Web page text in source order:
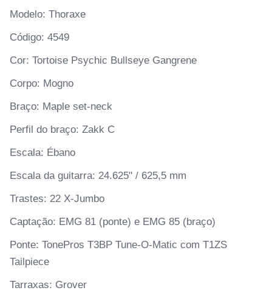
Modelo: Thoraxe
Código: 4549
Cor: Tortoise Psychic Bullseye Gangrene
Corpo: Mogno
Braço: Maple set-neck
Perfil do braço: Zakk C
Escala: Ébano
Escala da guitarra: 24.625" / 625,5 mm
Trastes: 22 X-Jumbo
Captação: EMG 81 (ponte) e EMG 85 (braço)
Ponte: TonePros T3BP Tune-O-Matic com T1ZS
Tailpiece
Tarraxas: Grover